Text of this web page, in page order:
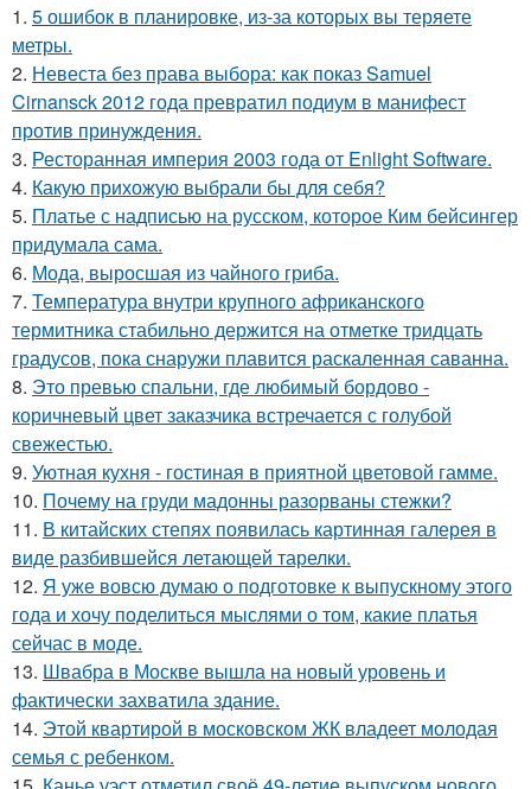
1. 5 ошибок в планировке, из-за которых вы теряете
метры.
2. Невеста без права выбора: как показ Samuel
Cirnansck 2012 года превратил подиум в манифест
против принуждения.
3. Ресторанная империя 2003 года от Enlight Software.
4. Какую прихожую выбрали бы для себя?
5. Платье с надписью на русском, которое Ким бейсингер
придумала сама.
6. Мода, выросшая из чайного гриба.
7. Температура внутри крупного африканского
термитника стабильно держится на отметке тридцать
градусов, пока снаружи плавится раскаленная саванна.
8. Это превью спальни, где любимый бордово -
коричневый цвет заказчика встречается с голубой
свежестью.
9. Уютная кухня - гостиная в приятной цветовой гамме.
10. Почему на груди мадонны разорваны стежки?
11. В китайских степях появилась картинная галерея в
виде разбившейся летающей тарелки.
12. Я уже вовсю думаю о подготовке к выпускному этого
года и хочу поделиться мыслями о том, какие платья
сейчас в моде.
13. Швабра в Москве вышла на новый уровень и
фактически захватила здание.
14. Этой квартирой в московском ЖК владеет молодая
семья с ребенком.